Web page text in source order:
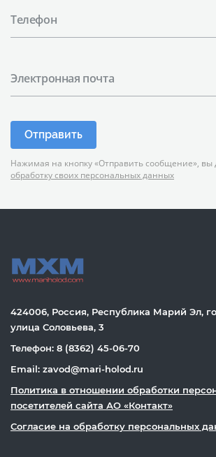
Телефон
Электронная почта
Отправить
Нажимая на кнопку «Отправить сообщение», вы
обработку своих персональных данных
424006, Россия, Республика Марий Эл,
улица Соловьева, 3
Телефон: 8 (8362) 45-06-70
Email: zavod@mari-holod.ru
Политика в отношении обработки
посетителей сайта АО «Контакт»
Согласие на обработку персональных